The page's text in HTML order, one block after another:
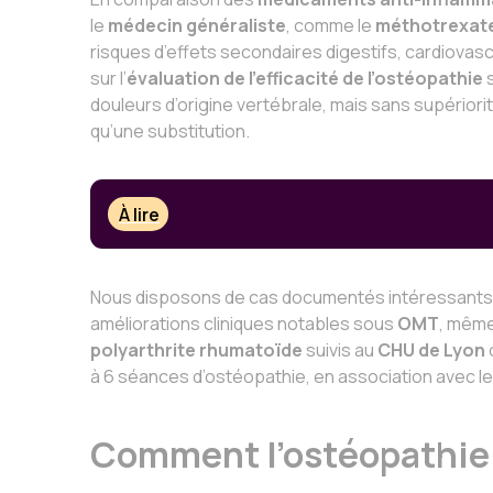
le médecin généraliste, comme le
risques d’effets secondaires digestifs,
sur l’évaluation de l’efficacité de l’ostéopathie
douleurs d’origine vertébrale, mais sans
qu’une substitution.
À lire
Nous disposons de cas documentés
améliorations cliniques notables sous OMT,
polyarthrite rhumatoïde suivis au CHU de Lyon
à 6 séances d’ostéopathie, en association avec
Comment